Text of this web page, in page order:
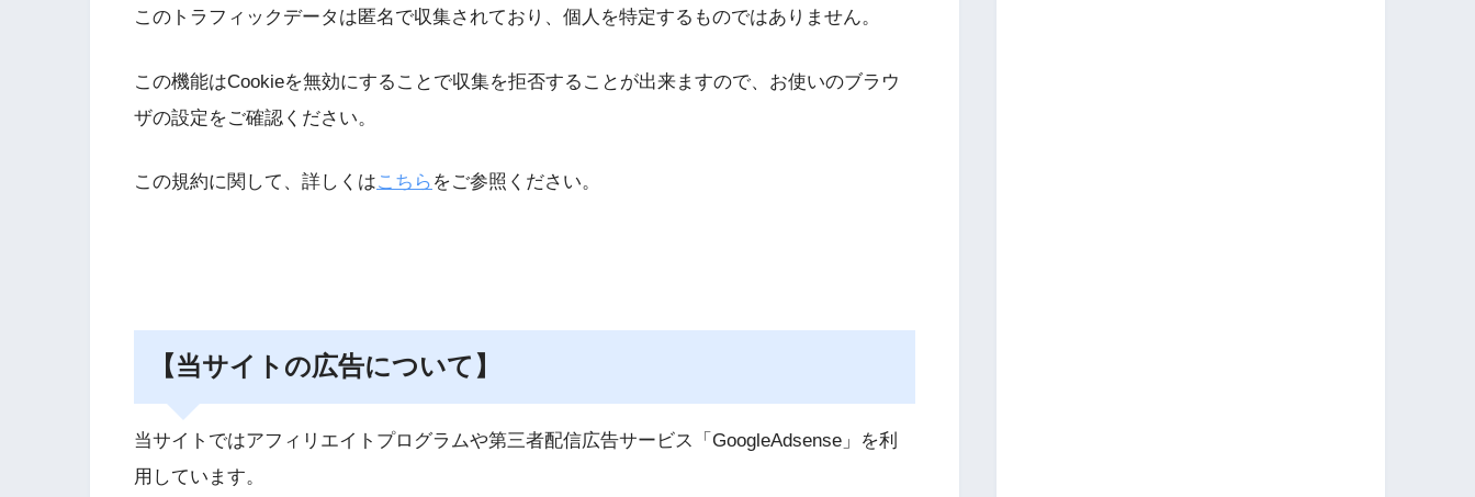
このトラフィックデータは匿名で収集されており、個人を特定するものではありません。
この機能はCookieを無効にすることで収集を拒否することが出来ますので、お使いのブラウ
ザの設定をご確認ください。
この規約に関して、詳しくはこちら をご参照ください。
【当サイトの広告について】
当サイトではアフィリエイトプログラムや第三者配信広告サービス「GoogleAdsense」を利
用しています。